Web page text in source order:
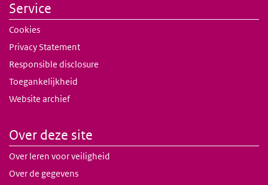
Service
Cookies
Privacy Statement
Responsible disclosure
Toegankelijkheid
Website archief
Over deze site
Over leren voor veiligheid
Over de gegevens